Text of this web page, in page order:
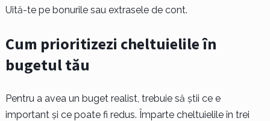
Uită-te pe bonurile sau extrasele de cont.
Cum prioritizezi cheltuielile în
bugetul tău
Pentru a avea un buget realist, trebuie să știi ce e
important și ce poate fi redus. Împarte cheltuielile în trei